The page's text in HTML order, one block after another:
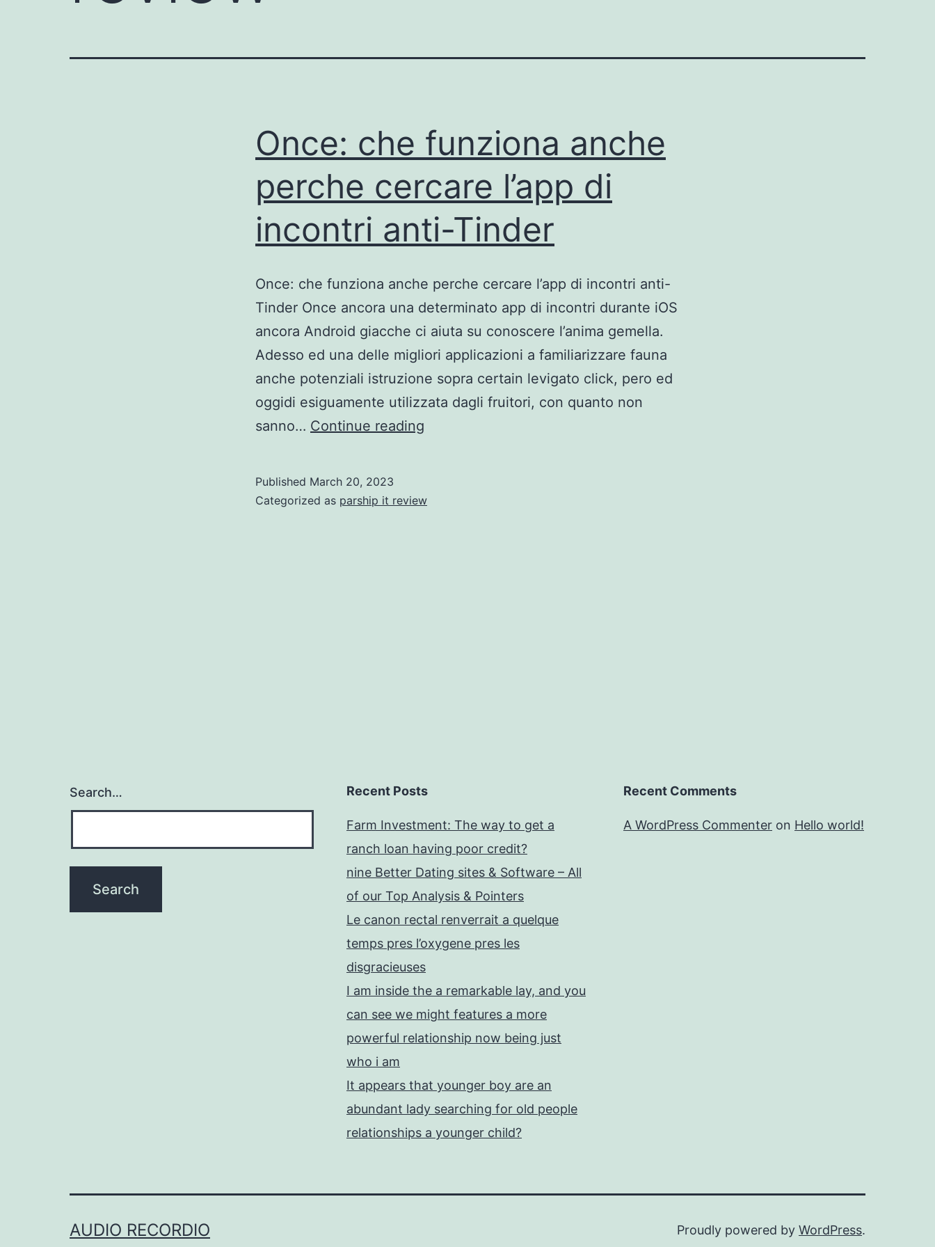
Once: che funziona anche
perche cercare l’app di
incontri anti-Tinder
Once: che funziona anche perche cercare l’app di incontri anti-
Tinder Once ancora una determinato app di incontri durante iOS
ancora Android giacche ci aiuta su conoscere l’anima gemella.
Adesso ed una delle migliori applicazioni a familiarizzare fauna
anche potenziali istruzione sopra certain levigato click, pero ed
oggidi esiguamente utilizzata dagli fruitori, con quanto non
sanno… Continue reading
anche
Published March 20, 2023
Categorized as parship it review
Search… Recent Posts
Farm Investment: The way to get a
ranch loan having poor credit?
nine Better Dating sites & Software – All
of our Top Analysis & Pointers
Le canon rectal renverrait a quelque
temps pres l’oxygene pres les
disgracieuses
I am inside the a remarkable lay, and you
can see we might features a more
powerful relationship now being just
who i am
It appears that younger boy are an
abundant lady searching for old people
relationships a younger child?
Recent Comments
A WordPress Commenter on Hello world!
AUDIO RECORDIO Proudly powered by WordPress.